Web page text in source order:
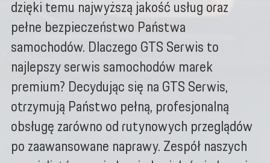
dzięki temu najwyższą jakość usług oraz
pełne bezpieczeństwo Państwa
samochodów. Dlaczego GTS Serwis to
najlepszy serwis samochodów marek
premium? Decydując się na GTS Serwis,
otrzymują Państwo pełną, profesjonalną
obsługę zarówno od rutynowych przeglądów
po zaawansowane naprawy. Zespół naszych